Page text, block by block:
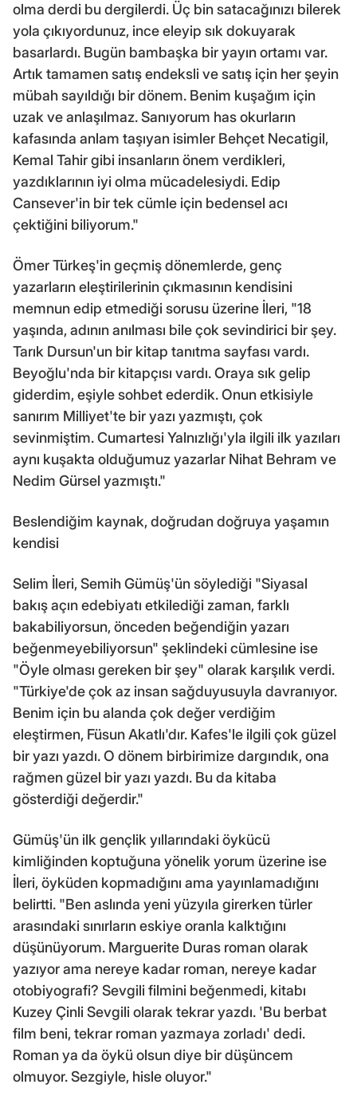
olma derdi bu dergilerdi. Üç bin satacağınızı bilerek
yola çıkıyordunuz, ince eleyip sık dokuyarak
basarlardı. Bugün bambaşka bir yayın ortamı var.
Artık tamamen satış endeksli ve satış için her şeyin
mübah sayıldığı bir dönem. Benim kuşağım için
uzak ve anlaşılmaz. Sanıyorum has okurların
kafasında anlam taşıyan isimler Behçet Necatigil,
Kemal Tahir gibi insanların önem verdikleri,
yazdıklarının iyi olma mücadelesiydi. Edip
Cansever'in bir tek cümle için bedensel acı
çektiğini biliyorum."
Ömer Türkeş'in geçmiş dönemlerde, genç
yazarların eleştirilerinin çıkmasının kendisini
memnun edip etmediği sorusu üzerine İleri, "18
yaşında, adının anılması bile çok sevindirici bir şey.
Tarık Dursun'un bir kitap tanıtma sayfası vardı.
Beyoğlu'nda bir kitapçısı vardı. Oraya sık gelip
giderdim, eşiyle sohbet ederdik. Onun etkisiyle
sanırım Milliyet'te bir yazı yazmıştı, çok
sevinmiştim. Cumartesi Yalnızlığı'yla ilgili ilk yazıları
aynı kuşakta olduğumuz yazarlar Nihat Behram ve
Nedim Gürsel yazmıştı."
Beslendiğim kaynak, doğrudan doğruya yaşamın
kendisi
Selim İleri, Semih Gümüş'ün söylediği "Siyasal
bakış açın edebiyatı etkilediği zaman, farklı
bakabiliyorsun, önceden beğendiğin yazarı
beğenmeyebiliyorsun" şeklindeki cümlesine ise
"Öyle olması gereken bir şey" olarak karşılık verdi.
"Türkiye'de çok az insan sağduyusuyla davranıyor.
Benim için bu alanda çok değer verdiğim
eleştirmen, Füsun Akatlı'dır. Kafes'le ilgili çok güzel
bir yazı yazdı. O dönem birbirimize dargındık, ona
rağmen güzel bir yazı yazdı. Bu da kitaba
gösterdiği değerdir."
Gümüş'ün ilk gençlik yıllarındaki öykücü
kimliğinden koptuğuna yönelik yorum üzerine ise
İleri, öyküden kopmadığını ama yayınlamadığını
belirtti. "Ben aslında yeni yüzyıla girerken türler
arasındaki sınırların eskiye oranla kalktığını
düşünüyorum. Marguerite Duras roman olarak
yazıyor ama nereye kadar roman, nereye kadar
otobiyografi? Sevgili filmini beğenmedi, kitabı
Kuzey Çinli Sevgili olarak tekrar yazdı. 'Bu berbat
film beni, tekrar roman yazmaya zorladı' dedi.
Roman ya da öykü olsun diye bir düşüncem
olmuyor. Sezgiyle, hisle oluyor."